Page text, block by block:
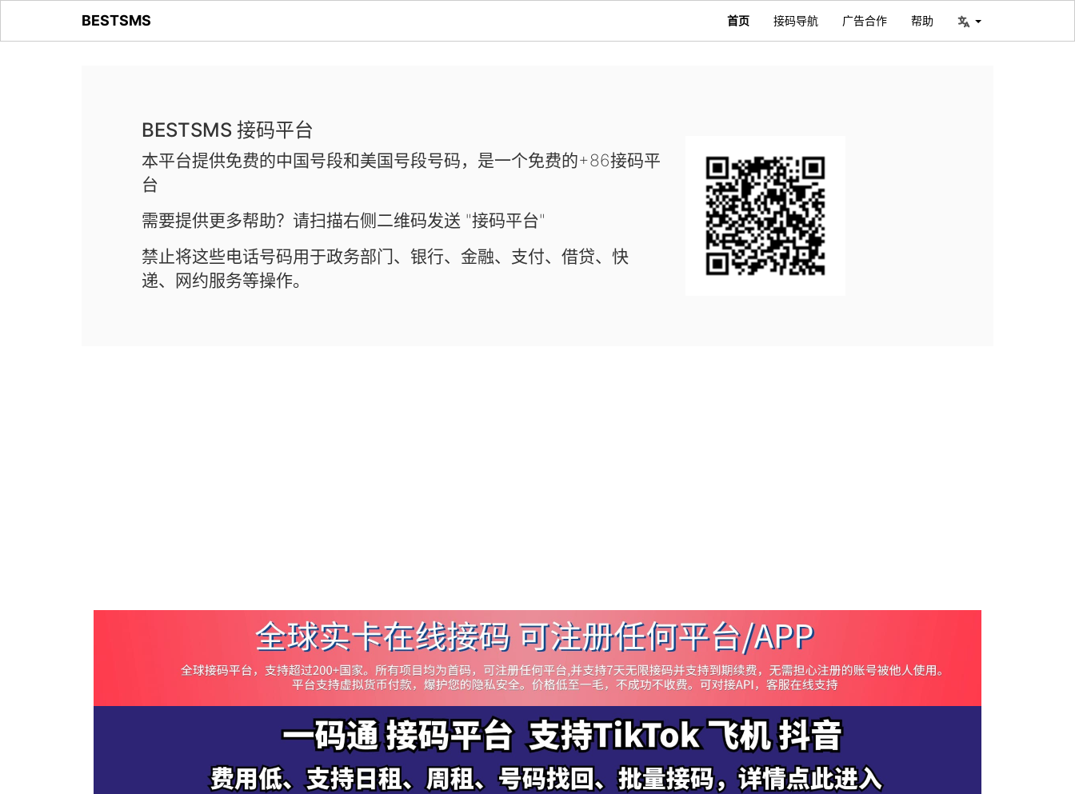
BESTSMS 首页 接码导航 广告合作 帮助
BESTSMS 接码平台
本平台提供免费的中国号段和美国号段号码，是一个免费的+86接码平
台
需要提供更多帮助？请扫描右侧二维码发送 "接码平台"
禁止将这些电话号码用于政务部门、银行、金融、支付、借贷、快
递、网约服务等操作。